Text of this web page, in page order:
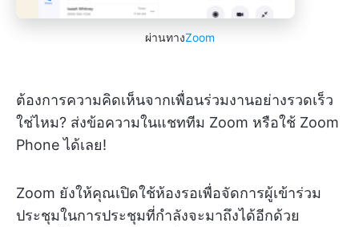
ผ่านทางZoom
ต้องการความคิดเห็นจากเพื่อนร่วมงานอย่างรวดเร็ว
ใช่ไหม? ส่งข้อความในแชททีม Zoom หรือใช้ Zoom
Phone ได้เลย!
Zoom ยังให้คุณเปิดใช้ห้องรอเพื่อจัดการผู้เข้าร่วม
ประชุมในการประชุมที่กำลังจะมาถึงได้อีกด้วย